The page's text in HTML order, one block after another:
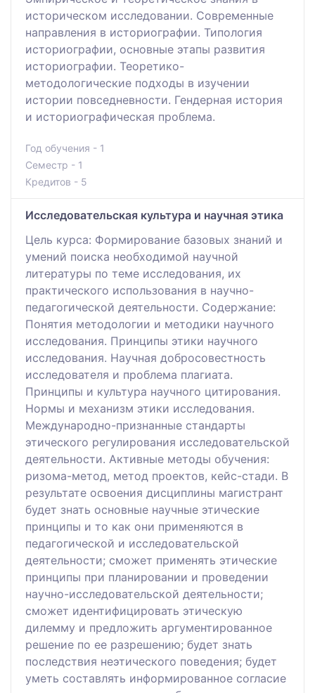
историческом исследовании. Современные
направления в историографии. Типология
историографии, основные этапы развития
историографии. Теоретико-
методологические подходы в изучении
истории повседневности. Гендерная история
и историографическая проблема.
Год обучения - 1
Семестр - 1
Кредитов - 5
Исследовательская культура и научная этика
Цель курса: Формирование базовых знаний и
умений поиска необходимой научной
литературы по теме исследования, их
практического использования в научно-
педагогической деятельности. Содержание:
Понятия методологии и методики научного
исследования. Принципы этики научного
исследования. Научная добросовестность
исследователя и проблема плагиата.
Принципы и культура научного цитирования.
Нормы и механизм этики исследования.
Международно-признанные стандарты
этического регулирования исследовательской
деятельности. Активные методы обучения:
ризома-метод, метод проектов, кейс-стади. В
результате освоения дисциплины магистрант
будет знать основные научные этические
принципы и то как они применяются в
педагогической и исследовательской
деятельности; сможет применять этические
принципы при планировании и проведении
научно-исследовательской деятельности;
сможет идентифицировать этическую
дилемму и предложить аргументированное
решение по ее разрешению; будет знать
последствия неэтического поведения; будет
уметь составлять информированное согласие